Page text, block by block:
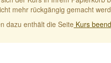
mehr rückgängig gemacht
dazu enthält die Seite Kurs